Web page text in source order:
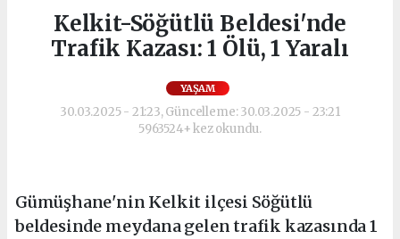
Kelkit-Söğütlü Beldesi'nde
Trafik Kazası: 1 Ölü, 1 Yaralı
YAŞAM
30.03.2025 - 21:23, Güncelleme: 30.03.2025 - 23:21
5963524+ kez okundu.
Gümüşhane'nin Kelkit ilçesi Söğütlü
beldesinde meydana gelen trafik kazasında 1